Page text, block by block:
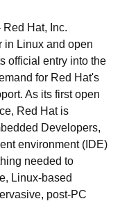
Red Hat, Inc.
in Linux and open
official entry into the
for Red Hat's
As its first open
Red Hat is
Developers,
environment (IDE)
needed to
Linux-based
post-PC